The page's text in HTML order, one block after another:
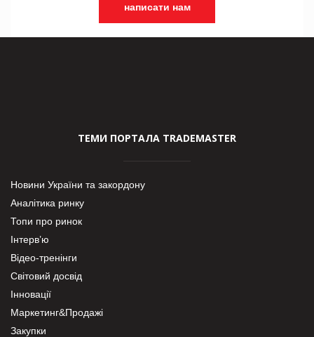
написати нам
ТЕМИ ПОРТАЛА TRADEMASTER
Новини України та закордону
Аналітика ринку
Топи про ринок
Інтерв’ю
Відео-тренінги
Світовий досвід
Інновації
Маркетинг&Продажі
Закупки